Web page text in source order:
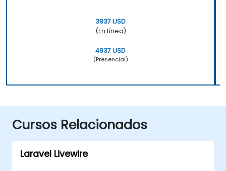
3937 USD
(En línea)
4937 USD
(Presencial)
Cursos Relacionados
Laravel Livewire